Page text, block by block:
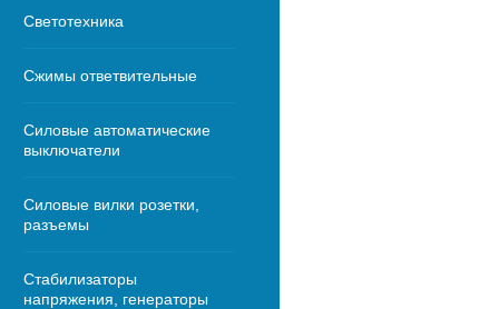
Светотехника
Сжимы ответвительные
Силовые автоматические
выключатели
Силовые вилки розетки,
разъемы
Стабилизаторы
напряжения, генераторы